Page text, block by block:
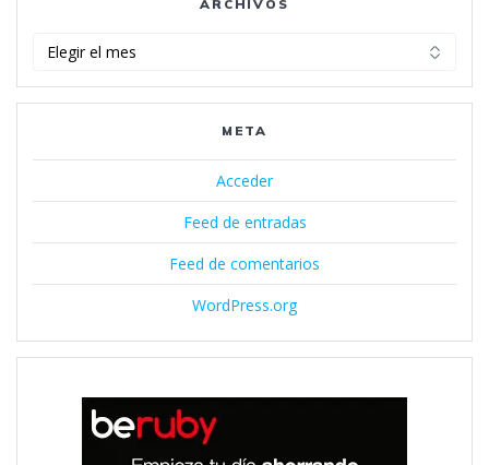
ARCHIVOS
META
Acceder
Feed de entradas
Feed de comentarios
WordPress.org